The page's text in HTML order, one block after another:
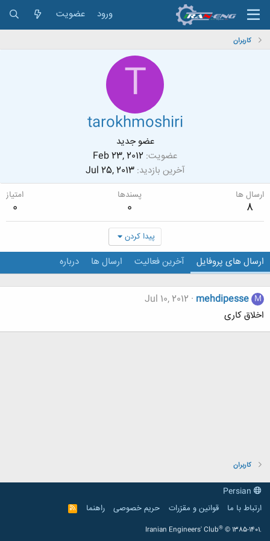
ورود عضویت
کاربران
T
tarokhmoshiri
عضو جدید
عضویت Feb 23, 2012
آخرین بازدید Jul 25, 2013
ارسال ها
8
پسندها
0
امتیاز
0
پیدا کردن
ارسال های پروفایل آخرین فعالیت ارسال ها درباره
M
mehdipesse
Jul 10, 2012
اخلاق کاری
کاربران
ارتباط با ما
قوانین و مقرّرات حریم خصوصی راهنما
R
S
Iranian Engineers' Club® © 1385-1401.